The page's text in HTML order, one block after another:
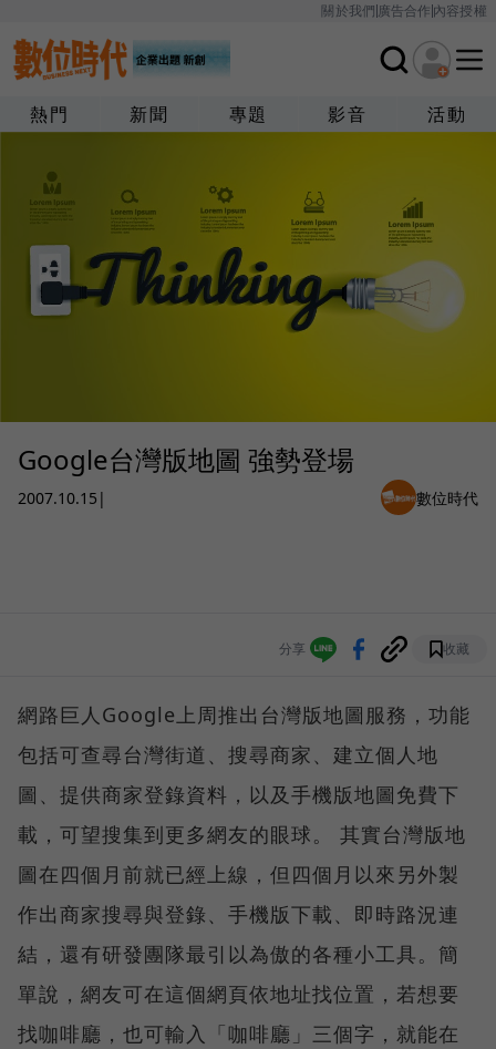
關於我們廣告合作內容授權
熱門 新聞 專題 影音 活動
Google台灣版地圖 強勢登場
2007.10.15 | 數位時代
分享 收藏
網路巨人Google上周推出台灣版地圖服務，功能
包括可查尋台灣街道、搜尋商家、建立個人地
圖、提供商家登錄資料，以及手機版地圖免費下
載，可望搜集到更多網友的眼球。 其實台灣版地
圖在四個月前就已經上線，但四個月以來另外製
作出商家搜尋與登錄、手機版下載、即時路況連
結，還有研發團隊最引以為傲的各種小工具。簡
單說，網友可在這個網頁依地址找位置，若想要
找咖啡廳，也可輸入「咖啡廳」三個字，就能在